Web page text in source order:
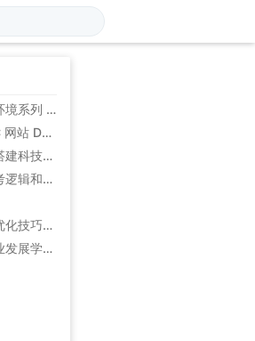
实现微信小程序最新运行环境系列 (初始篇)
微信扫描小程序码登录 PC 网站 Demo
小程序云开发实战：从零搭建科技爱好者周刊小程序
生活服务业非常重要的思考逻辑和方法论:平台的5道坎
日访问百万级微信小程序优化技巧总结
腾讯云大学重磅打造的职业发展学习路径